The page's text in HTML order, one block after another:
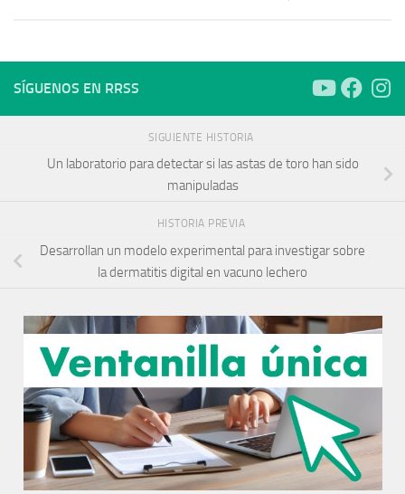
SÍGUENOS EN RRSS
SIGUIENTE HISTORIA
Un laboratorio para detectar si las astas de toro han sido
manipuladas
HISTORIA PREVIA
Desarrollan un modelo experimental para investigar sobre
la dermatitis digital en vacuno lechero